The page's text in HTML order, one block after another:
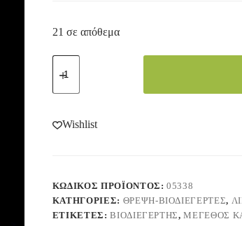
21 σε απόθεμα
Wishlist
ΚΩΔΙΚΌΣ ΠΡΟΪΌΝΤΟΣ:05338
ΚΑΤΗΓΟΡΊΕΣ: ΘΡΕΨΗ-ΒΙΟΔΙΕΓΕΡΤΕΣ,
ΕΤΙΚΈΤΕΣ:ΒΙΟΔΙΕΓΈΡΤΗΣ,ΜΈΓΕΘΟΣ